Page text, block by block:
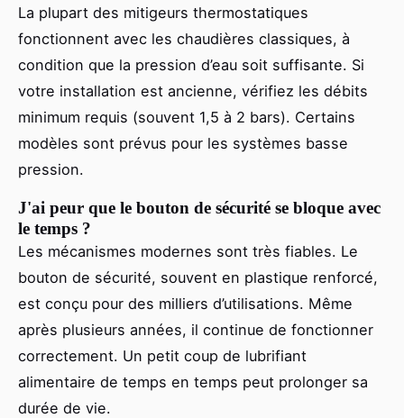
La plupart des mitigeurs thermostatiques
fonctionnent avec les chaudières classiques, à
condition que la pression d’eau soit suffisante. Si
votre installation est ancienne, vérifiez les débits
minimum requis (souvent 1,5 à 2 bars). Certains
modèles sont prévus pour les systèmes basse
pression.
J'ai peur que le bouton de sécurité se bloque avec
le temps ?
Les mécanismes modernes sont très fiables. Le
bouton de sécurité, souvent en plastique renforcé,
est conçu pour des milliers d’utilisations. Même
après plusieurs années, il continue de fonctionner
correctement. Un petit coup de lubrifiant
alimentaire de temps en temps peut prolonger sa
durée de vie.